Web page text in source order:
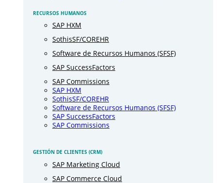
RECURSOS HUMANOS
SAP HXM
SothisSF/COREHR
Software de Recursos Humanos (SFSF)
SAP SuccessFactors
SAP Commissions
SAP HXM
SothisSF/COREHR
Software de Recursos Humanos (SFSF)
SAP SuccessFactors
SAP Commissions
GESTIÓN DE CLIENTES (CRM)
SAP Marketing Cloud
SAP Commerce Cloud